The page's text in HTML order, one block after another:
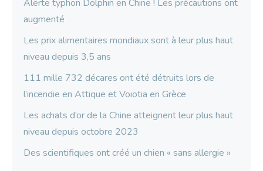
Alerte typhon Dolphin en Chine ! Les précautions ont
augmenté
Les prix alimentaires mondiaux sont à leur plus haut
niveau depuis 3,5 ans
111 mille 732 décares ont été détruits lors de
l’incendie en Attique et Voiotia en Grèce
Les achats d’or de la Chine atteignent leur plus haut
niveau depuis octobre 2023
Des scientifiques ont créé un chien « sans allergie »